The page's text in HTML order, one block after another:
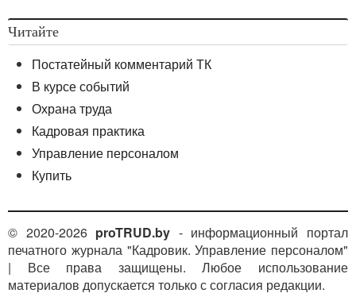
Читайте
Постатейный комментарий ТК
В курсе событий
Охрана труда
Кадровая практика
Управление персоналом
Купить
© 2020-2026 proTRUD.by - информационный портал
печатного журнала "Кадровик. Управление персоналом"
| Все права защищены. Любое использование
материалов допускается только с согласия редакции.